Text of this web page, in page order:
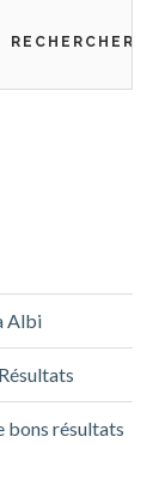
Albi
bons résultats